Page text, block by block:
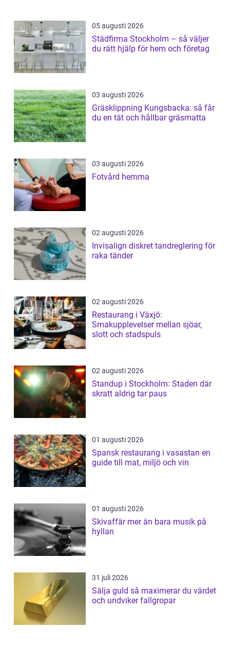
05 augusti 2026
Städfirma Stockholm – så väljer
du rätt hjälp för hem och företag
03 augusti 2026
Gräsklippning Kungsbacka: så får
du en tät och hållbar gräsmatta
03 augusti 2026
Fotvård hemma
02 augusti 2026
Invisalign diskret tandreglering för
raka tänder
02 augusti 2026
Restaurang i Växjö:
Smakupplevelser mellan sjöar,
slott och stadspuls
02 augusti 2026
Standup i Stockholm: Staden där
skratt aldrig tar paus
01 augusti 2026
Spansk restaurang i vasastan en
guide till mat, miljö och vin
01 augusti 2026
Skivaffär mer än bara musik på
hyllan
31 juli 2026
Sälja guld så maximerar du värdet
och undviker fallgropar